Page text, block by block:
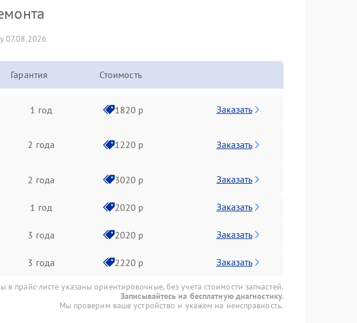
07.08.2026
Гарантия Стоимость
1 год 1820 р Заказать
2 года 1220 р Заказать
2 года 3020 р Заказать
1 год 2020 р Заказать
3 года 2020 р Заказать
3 года 2220 р Заказать
в прайс-листе указаны ориентировочные, без учета стоимости запчастей.
Записывайтесь на бесплатную диагностику.
Мы проверим ваше устройство и укажем на неисправность.